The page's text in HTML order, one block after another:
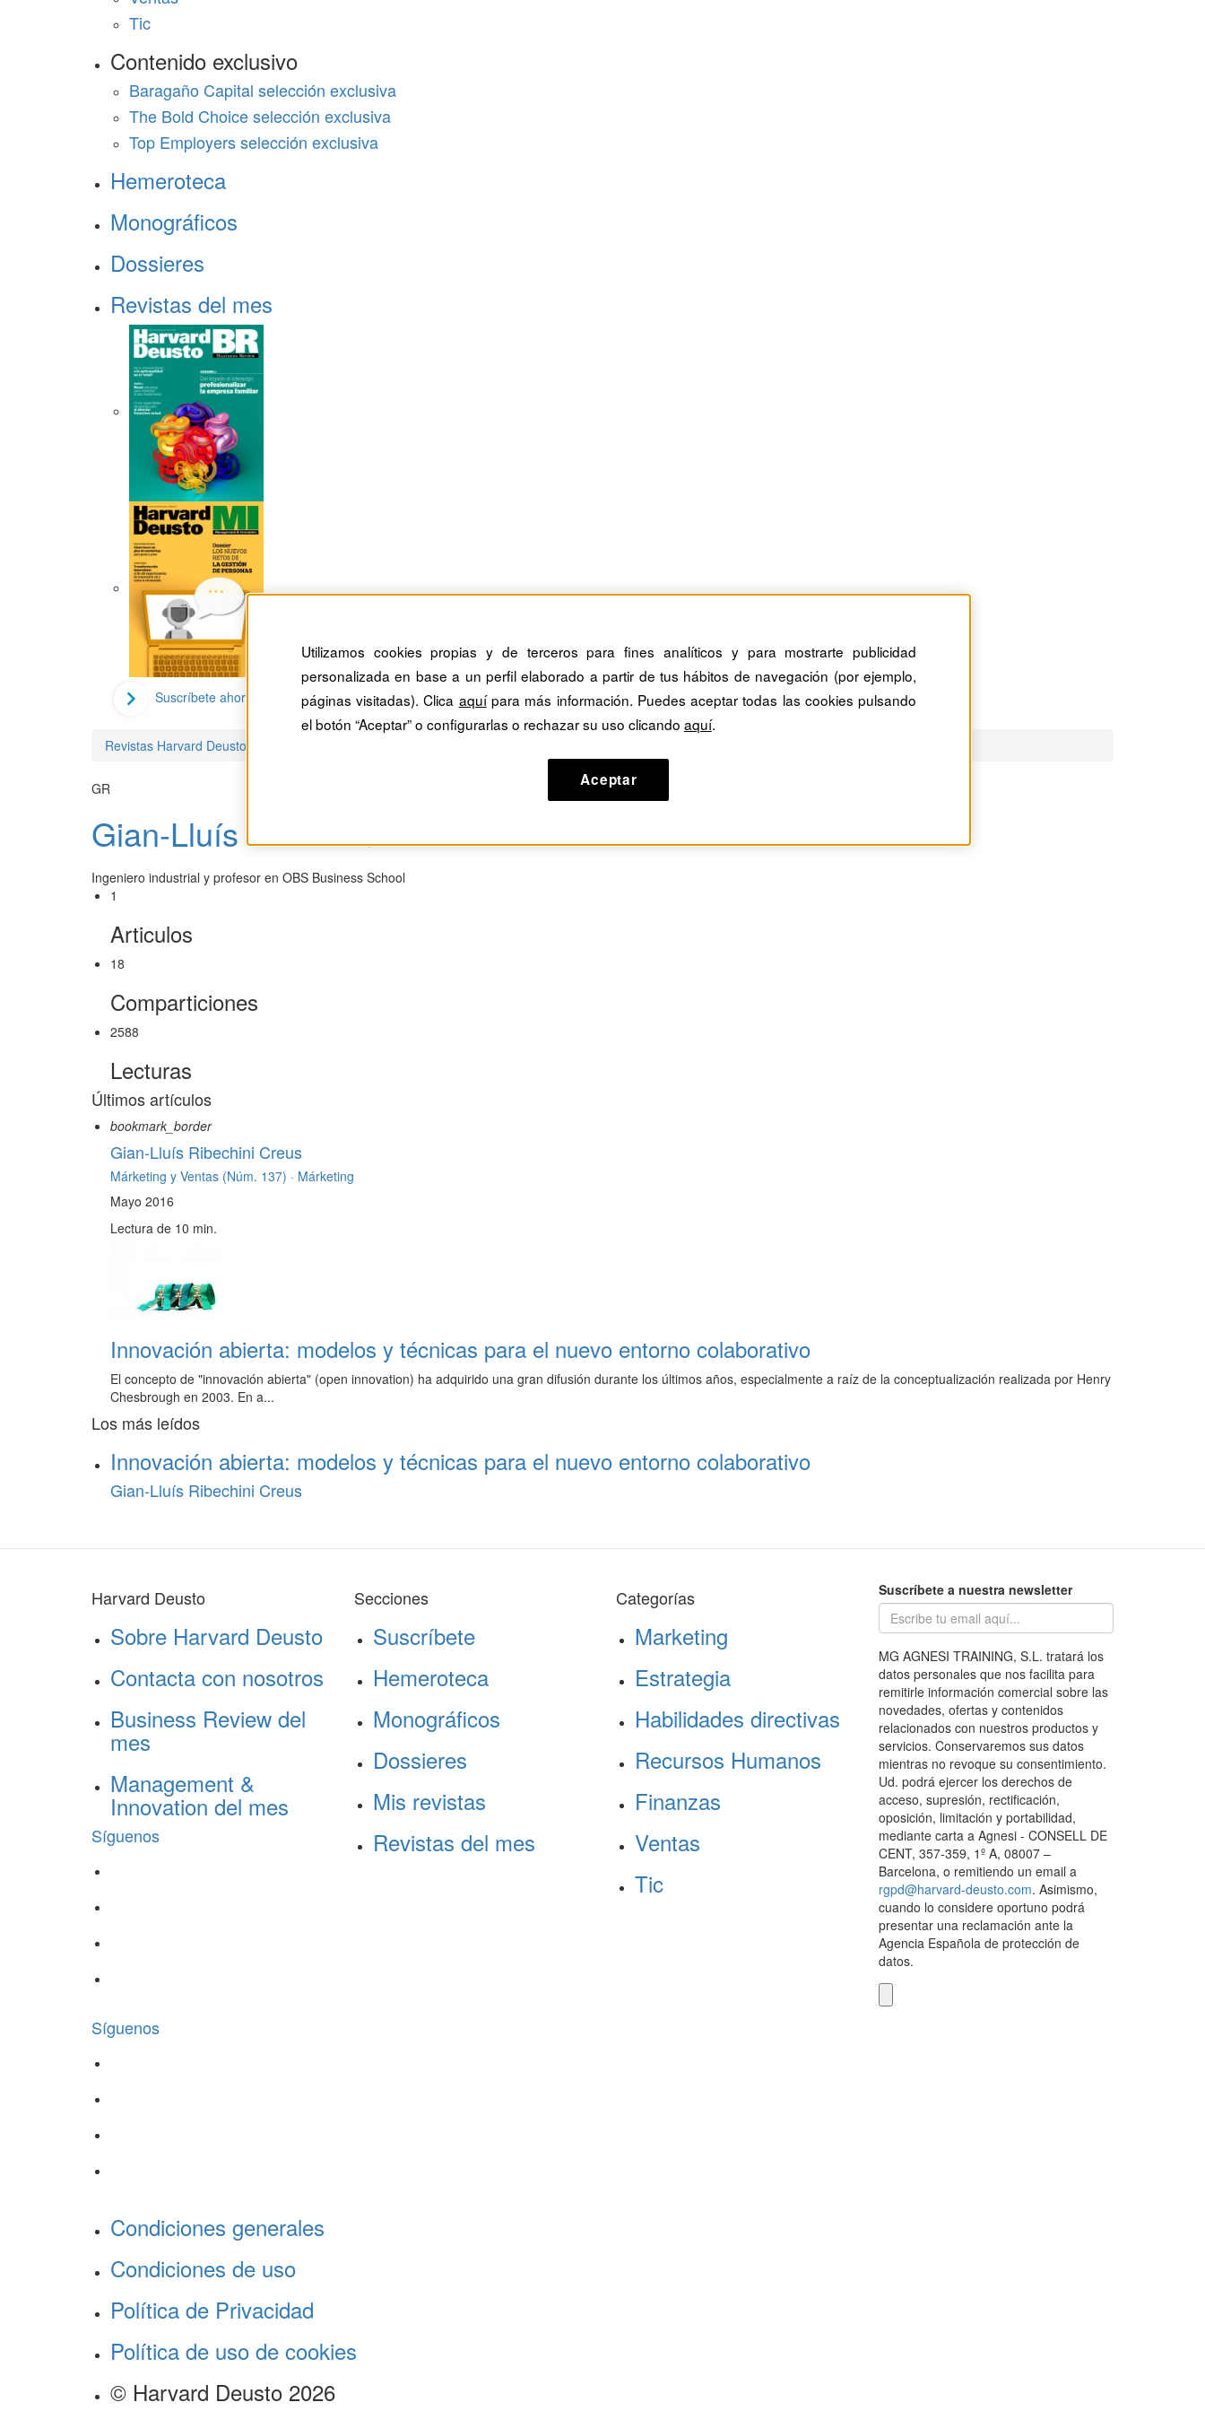
Tic
Contenido exclusivo
Baragaño Capital selección exclusiva
The Bold Choice selección exclusiva
Top Employers selección exclusiva
Hemeroteca
Monográficos
Dossieres
Revistas del mes
Suscríbete ahora
Revistas Harvard Deusto
GR
Gian-Lluís Ribechini Creus
Ingeniero industrial y profesor en OBS Business School
1
Articulos
18
Comparticiones
2588
Lecturas
Últimos artículos
bookmark_border
Gian-Lluís Ribechini Creus
Márketing y Ventas (Núm. 137) · Márketing
Mayo 2016
Lectura de 10 min.
Innovación abierta: modelos y técnicas para el nuevo entorno colaborativo
El concepto de "innovación abierta" (open innovation) ha adquirido una gran difusión durante los últimos años, especialmente a raíz de la conceptualización realizada por Henry
Chesbrough en 2003. En a...
Los más leídos
Innovación abierta: modelos y técnicas para el nuevo entorno colaborativo
Gian-Lluís Ribechini Creus
Harvard Deusto
Sobre Harvard Deusto
Contacta con nosotros
Business Review del
mes
Management &
Innovation del mes
Síguenos
Secciones
Suscríbete
Hemeroteca
Monográficos
Dossieres
Mis revistas
Revistas del mes
Categorías
Marketing
Estrategia
Habilidades directivas
Recursos Humanos
Finanzas
Ventas
Tic
Suscríbete a nuestra newsletter
MG AGNESI TRAINING, S.L. tratará los
datos personales que nos facilita para
remitirle información comercial sobre las
novedades, ofertas y contenidos
relacionados con nuestros productos y
servicios. Conservaremos sus datos
mientras no revoque su consentimiento.
Ud. podrá ejercer los derechos de
acceso, supresión, rectificación,
oposición, limitación y portabilidad,
mediante carta a Agnesi - CONSELL DE
CENT, 357-359, 1º A, 08007 –
Barcelona, o remitiendo un email a
rgpd@harvard-deusto.com. Asimismo,
cuando lo considere oportuno podrá
presentar una reclamación ante la
Agencia Española de protección de
datos.
Síguenos
Condiciones generales
Condiciones de uso
Política de Privacidad
Política de uso de cookies
© Harvard Deusto 2026
Utilizamos cookies propias y de terceros para fines analíticos y para mostrarte publicidad
personalizada en base a un perfil elaborado a partir de tus hábitos de navegación (por ejemplo,
páginas visitadas). Clica aquípara más información. Puedes aceptar todas las cookies pulsando
el botón “Aceptar” o configurarlas o rechazar su uso clicando aquí.
Aceptar